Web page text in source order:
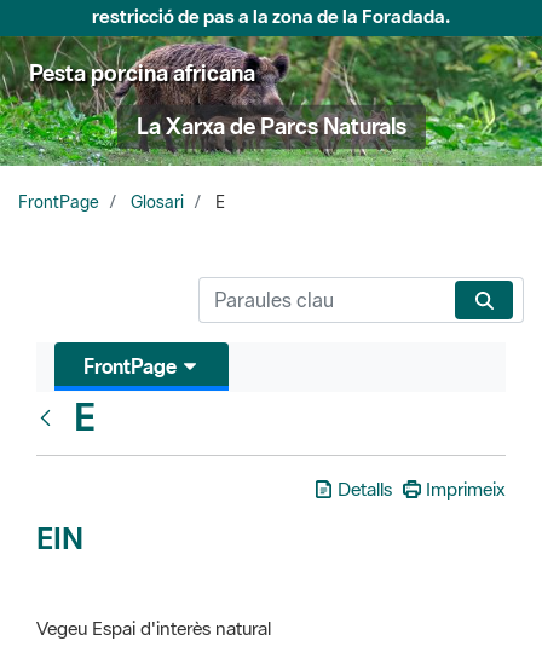
restricció de pas a la zona de la Foradada.
Pesta porcina africana
La Xarxa de Parcs Naturals
FrontPage Glosari E
FrontPage
E
Detalls Imprimeix
EIN
Vegeu Espai d'interès natural